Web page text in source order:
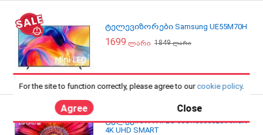
ტელევიზორები Samsung UE55M70H
1699 ლარი 1849ლარი
ტელევიზორი LG 50UR80006LJ.AMCN
4K UHD SMART
For the site to function correctly, please agree to our cookie policy.
Agree Close